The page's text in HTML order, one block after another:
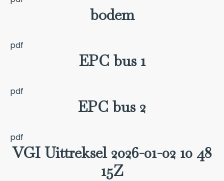
bodem
pdf
EPC bus 1
pdf
EPC bus 2
pdf
VGI Uittreksel 2026-01-02 10 48
15Z